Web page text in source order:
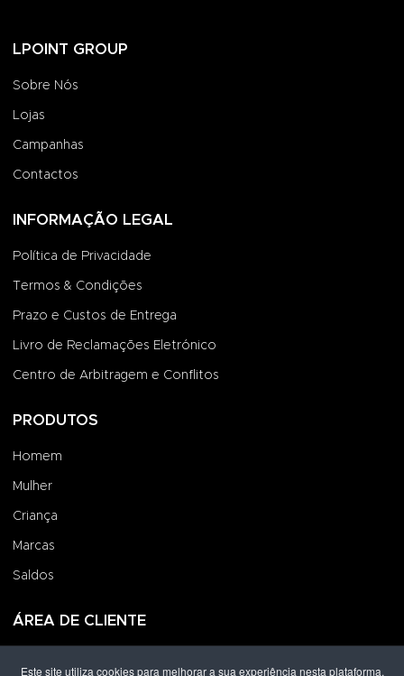
LPOINT GROUP
Sobre Nós
Lojas
Campanhas
Contactos
INFORMAÇÃO LEGAL
Política de Privacidade
Termos & Condições
Prazo e Custos de Entrega
Livro de Reclamações Eletrónico
Centro de Arbitragem e Conflitos
PRODUTOS
Homem
Mulher
Criança
Marcas
Saldos
ÁREA DE CLIENTE
Este site utiliza cookies para melhorar a sua experiência nesta plataforma.